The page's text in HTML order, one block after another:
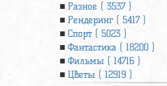
Разное ( 3537 )
Рендеринг ( 5417 )
Спорт ( 5023 )
Фантастика ( 18200 )
Фильмы ( 14716 )
Цветы ( 12919 )